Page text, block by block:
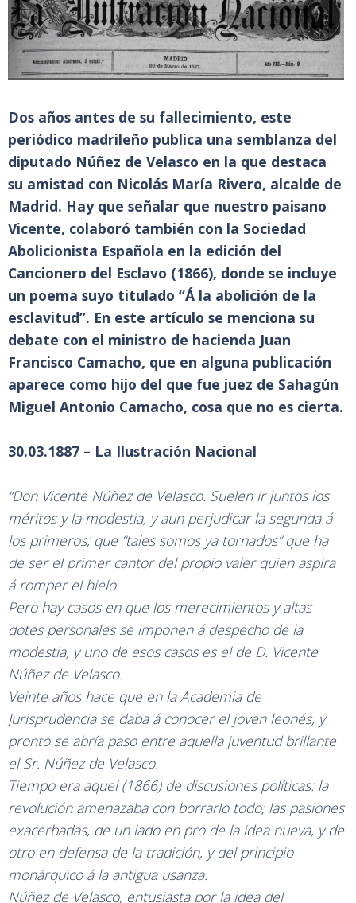
Dos años antes de su fallecimiento, este
periódico madrileño publica una semblanza del
diputado Núñez de Velasco en la que destaca
su amistad con Nicolás María Rivero, alcalde de
Madrid. Hay que señalar que nuestro paisano
Vicente, colaboró también con la Sociedad
Abolicionista Española en la edición del
Cancionero del Esclavo (1866), donde se incluye
un poema suyo titulado “Á la abolición de la
esclavitud”. En este artículo se menciona su
debate con el ministro de hacienda Juan
Francisco Camacho, que en alguna publicación
aparece como hijo del que fue juez de Sahagún
Miguel Antonio Camacho, cosa que no es cierta.
30.03.1887 – La Ilustración Nacional
“Don Vicente Núñez de Velasco. Suelen ir juntos los
méritos y la modestia, y aun perjudicar la segunda á
los primeros; que “tales somos ya tornados” que ha
de ser el primer cantor del propio valer quien aspira
á romper el hielo.
Pero hay casos en que los merecimientos y altas
dotes personales se imponen á despecho de la
modestia, y uno de esos casos es el de D. Vicente
Núñez de Velasco.
Veinte años hace que en la Academia de
Jurisprudencia se daba á conocer el joven leonés, y
pronto se abría paso entre aquella juventud brillante
el Sr. Núñez de Velasco.
Tiempo era aquel (1866) de discusiones políticas: la
revolución amenazaba con borrarlo todo; las pasiones
exacerbadas, de un lado en pro de la idea nueva, y de
otro en defensa de la tradición, y del principio
monárquico á la antigua usanza.
Núñez de Velasco, entusiasta por la idea del